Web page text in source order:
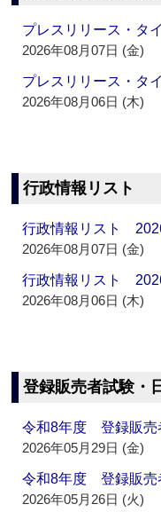
プレスリリース・タ
2026年08月07日 (金)
プレスリリース・タ
2026年08月06日 (木)
行政情報リスト
行政情報リスト
2026年08月07日 (金)
行政情報リスト
2026年08月06日 (木)
登録販売者試験・
令和8年度 登録販
2026年05月29日 (金)
令和8年度 登録販
2026年05月26日 (火)